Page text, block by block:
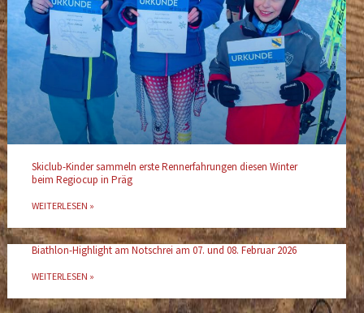
Skiclub-Kinder sammeln erste Rennerfahrungen diesen Winter
beim Regiocup in Präg
WEITERLESEN »
Biathlon-Highlight am Notschrei am 07. und 08. Februar 2026
WEITERLESEN »